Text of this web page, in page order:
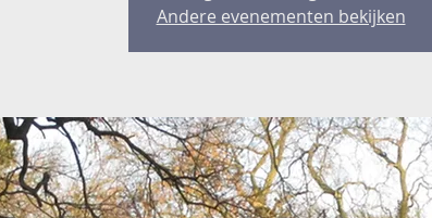
Andere evenementen bekijken